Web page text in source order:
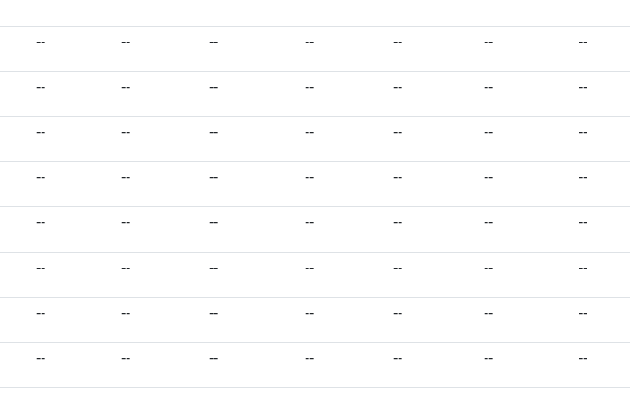
-- -- -- -- -- -- --
-- -- -- -- -- -- --
-- -- -- -- -- -- --
-- -- -- -- -- -- --
-- -- -- -- -- -- --
-- -- -- -- -- -- --
-- -- -- -- -- -- --
-- -- -- -- -- -- --